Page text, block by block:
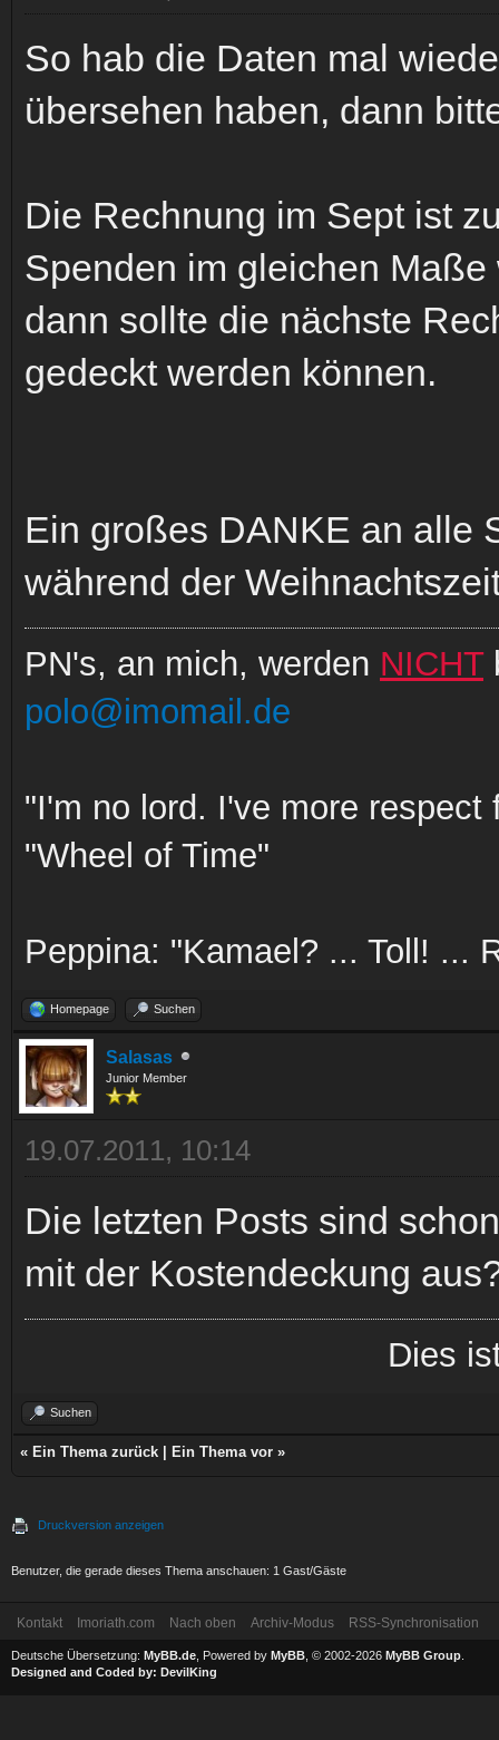
So hab die Daten mal
übersehen haben, dann
Die Rechnung im Sept ist
Spenden im gleichen
dann sollte die nächste
gedeckt werden können.
Ein großes DANKE an alle
während der
PN's, an mich, werden NICHT
polo@imomail.de
"I'm no lord. I've more
"Wheel of Time"
Peppina: "Kamael? ... Toll! ...
Homepage Suchen
Salasas
Junior Member
19.07.2011, 10:14
Die letzten Posts sind
mit der Kostendeckung
Dies
Suchen
« Ein Thema zurück Ein Thema vor »
Druckversion anzeigen
Benutzer, die gerade dieses Thema anschauen: 1 Gast/Gäste
Kontakt Imoriath.com Nach oben Archiv-Modus RSS-Synchronisation
Deutsche Übersetzung: MyBB.de , Powered by MyBB , © 2002-2026 MyBB Group
Designed and Coded by: DevilKing